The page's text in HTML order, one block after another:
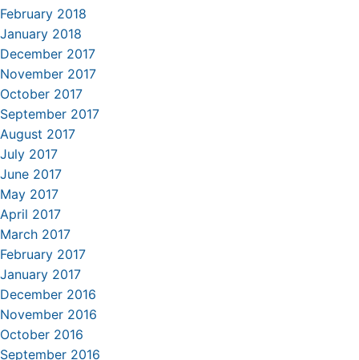
February 2018
January 2018
December 2017
November 2017
October 2017
September 2017
August 2017
July 2017
June 2017
May 2017
April 2017
March 2017
February 2017
January 2017
December 2016
November 2016
October 2016
September 2016